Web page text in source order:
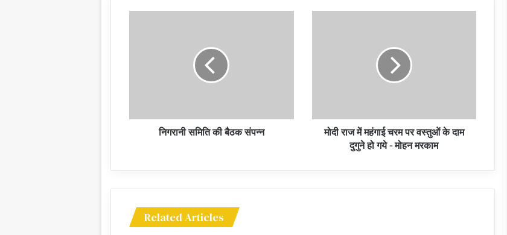
निगरानी समिति की बैठक संपन्न
मोदी राज में महंगाई चरम पर वस्तुओं के दाम
दुगुने हो गये - मोहन मरकाम
Related Articles